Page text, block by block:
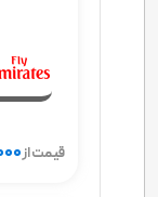
قیمت از